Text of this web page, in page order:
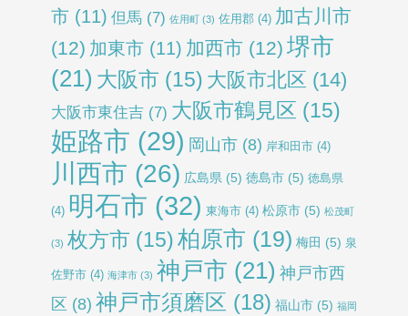
市 (11) 但馬 (7) 佐用町 (3) 佐用郡 (4) 加古川市
(12) 加東市 (11) 加西市 (12) 堺市
(21) 大阪市 (15) 大阪市北区 (14)
大阪市東住吉 (7) 大阪市鶴見区 (15)
姫路市 (29) 岡山市 (8) 岸和田市 (4)
川西市 (26) 広島県 (5) 徳島市 (5) 徳島県
(4) 明石市 (32) 東海市 (4) 松原市 (5) 松茂町
(3) 枚方市 (15)柏原市 (19) 梅田 (5) 泉
佐野市 (4) 海津市 (3) 神戸市 (21) 神戸市西
区 (8) 神戸市須磨区 (18) 福山市 (5) 福岡